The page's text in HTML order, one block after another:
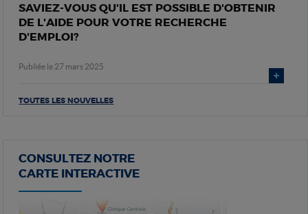
SAVIEZ-VOUS QU'IL EST POSSIBLE D'OBTENIR
DE L'AIDE POUR VOTRE RECHERCHE
D'EMPLOI?
Publiée le 27 mars 2025
TOUTES LES NOUVELLES
CONSULTEZ NOTRE
CARTE INTERACTIVE